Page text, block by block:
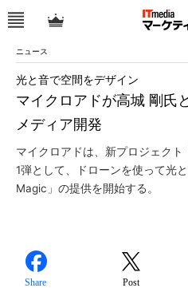
ニュース
マイクロアドが高城 剛氏
メディア開発
光と音で空間をデザイン
マイクロアドは、新プロジェク
1弾として、ドローンを使って光
Magic」の提供を開始する。
Share Post